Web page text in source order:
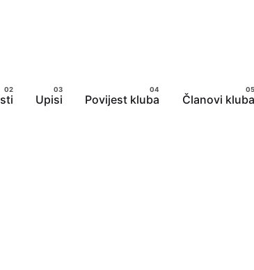
Upisi Povijest kluba Članovi kluba